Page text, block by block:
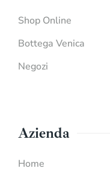
Shop Online
Bottega Venica
Negozi
Azienda
Home